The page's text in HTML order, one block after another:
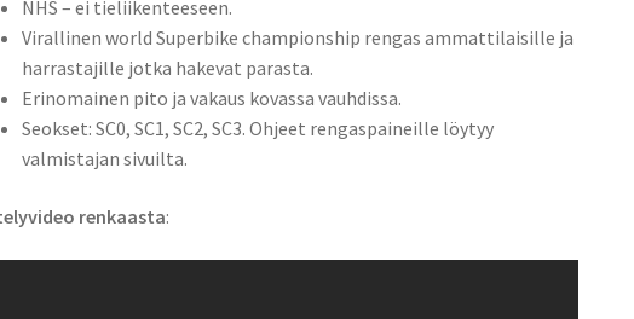
NHS – ei tieliikenteeseen.
Virallinen world Superbike championship rengas ammattilaisille ja
harrastajille jotka hakevat parasta.
Erinomainen pito ja vakaus kovassa vauhdissa.
Seokset: SC0, SC1, SC2, SC3. Ohjeet rengaspaineille löytyy
valmistajan sivuilta.
renkaasta: